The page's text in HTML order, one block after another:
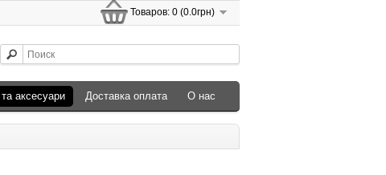
Товаров: 0 (0.0грн)
аксесуари Доставка оплата О нас